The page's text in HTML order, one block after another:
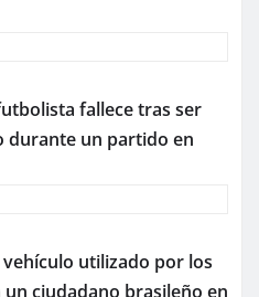
fallece tras ser
durante un partido en
utilizado por los
ciudadano brasileño en